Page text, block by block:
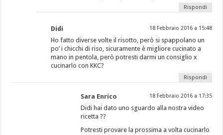
Rispondi
Didi 18 Febbraio 2016 a 15:48
Ho fatto diverse volte il risotto, però si spappolano un
po’ i chicchi di riso, sicuramente è migliore cucinato a
mano in pentola, però potresti darmi un consiglio x
cucinarlo con KKC?
Rispondi
Sara Enrico 18 Febbraio 2016 a 17:35
Didi hai dato uno sguardo alla nostra video
ricetta ??
Potresti provare la prossima a volta cucinarlo